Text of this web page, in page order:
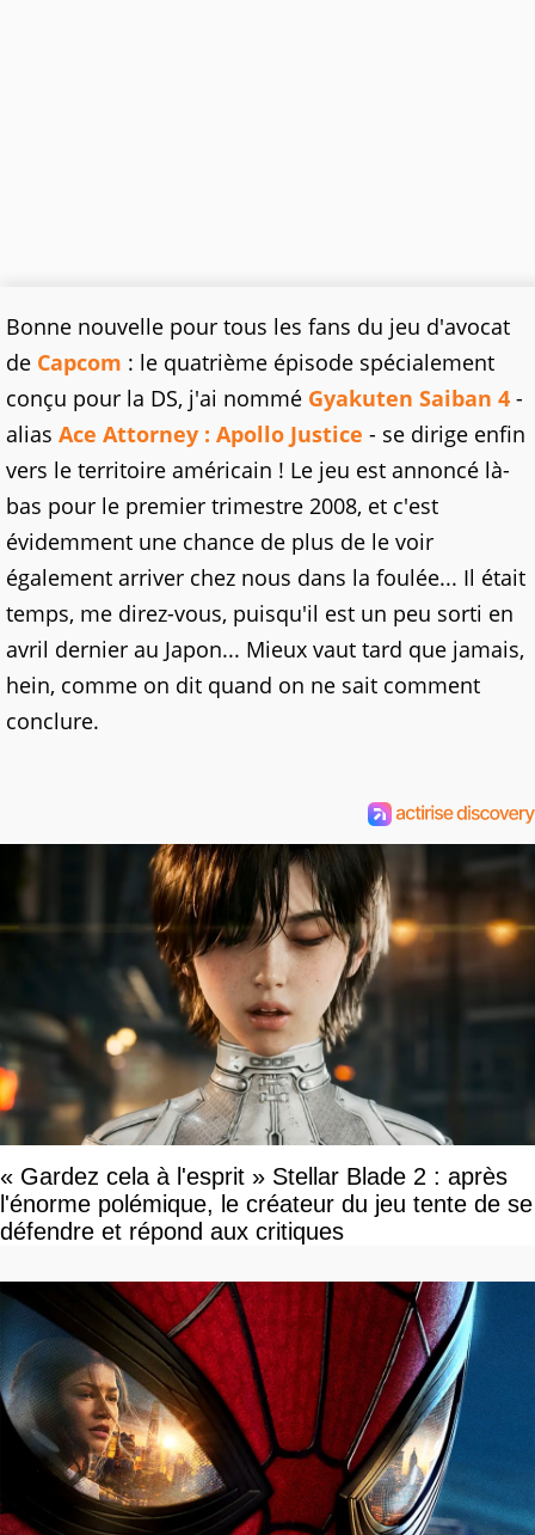
Bonne nouvelle pour tous les fans du jeu d'avocat
de Capcom : le quatrième épisode spécialement
conçu pour la DS, j'ai nommé Gyakuten Saiban 4 -
alias Ace Attorney : Apollo Justice - se dirige enfin
vers le territoire américain ! Le jeu est annoncé là-
bas pour le premier trimestre 2008, et c'est
évidemment une chance de plus de le voir
également arriver chez nous dans la foulée... Il était
temps, me direz-vous, puisqu'il est un peu sorti en
avril dernier au Japon... Mieux vaut tard que jamais,
hein, comme on dit quand on ne sait comment
conclure.
« Gardez cela à l'esprit » Stellar Blade 2 : après
l'énorme polémique, le créateur du jeu tente de se
défendre et répond aux critiques